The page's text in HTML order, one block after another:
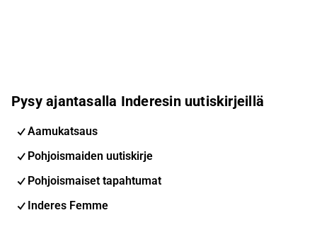
Pysy ajantasalla Inderesin uutiskirjeillä
Aamukatsaus
Pohjoismaiden uutiskirje
Pohjoismaiset tapahtumat
Inderes Femme